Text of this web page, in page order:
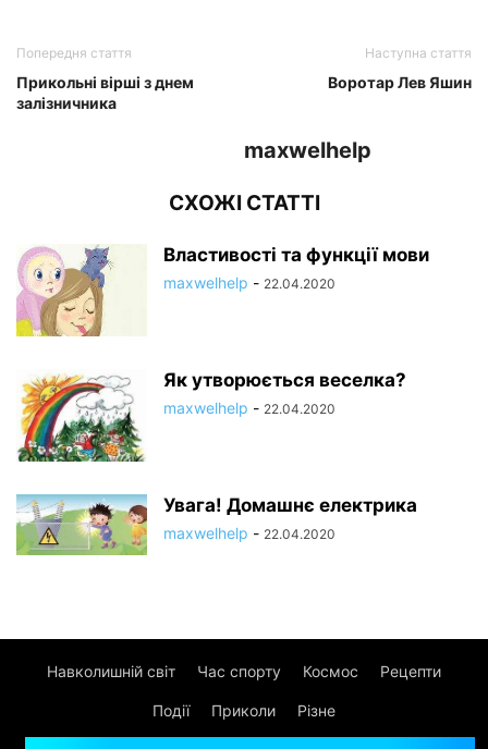
Попередня стаття
Прикольні вірші з днем
залізничника
Наступна стаття
Воротар Лев Яшин
maxwelhelp
СХОЖІ СТАТТІ
Властивості та функції мови
maxwelhelp - 22.04.2020
Як утворюється веселка?
maxwelhelp - 22.04.2020
Увага! Домашнє електрика
maxwelhelp - 22.04.2020
Навколишній світ Час спорту Космос Рецепти
Події Приколи Різне